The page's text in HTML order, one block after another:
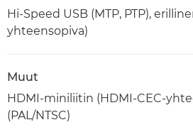
Hi-Speed USB (MTP, PTP),
yhteensopiva)
Muut
HDMI-miniliitin (HDMI-CEC-
(PAL/NTSC)